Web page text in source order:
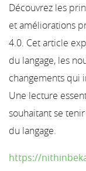
Découvrez les
et améliorations
4.0. Cet article
du langage, les
changements qui
Une lecture
souhaitant se
du langage.
https://